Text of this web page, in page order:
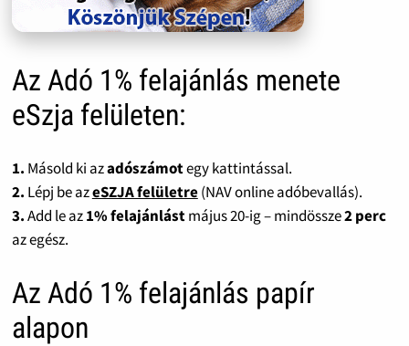
Az Adó 1% felajánlás menete
eSzja felületen:
1. Másold ki azadószámotegy kattintással.
2. Lépj be azeSZJA felületre(NAV online adóbevallás).
3.Add le az1% felajánlástmájus 20-ig – mindössze2 perc
az egész.
Az Adó 1% felajánlás papír
alapon